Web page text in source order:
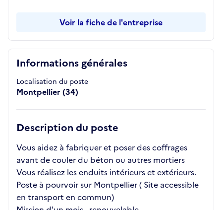
Informations générales
Localisation du poste
Montpellier (34)
Description du poste
Vous aidez à fabriquer et poser des coffrages
avant de couler du béton ou autres mortiers
Vous réalisez les enduits intérieurs et extérieurs.
Poste à pourvoir sur Montpellier ( Site accessible
en transport en commun)
Voir la fiche de l'entreprise